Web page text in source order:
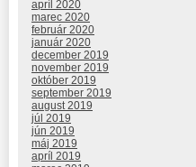
apríl 2020
marec 2020
február 2020
január 2020
december 2019
november 2019
október 2019
september 2019
august 2019
júl 2019
jún 2019
máj 2019
apríl 2019